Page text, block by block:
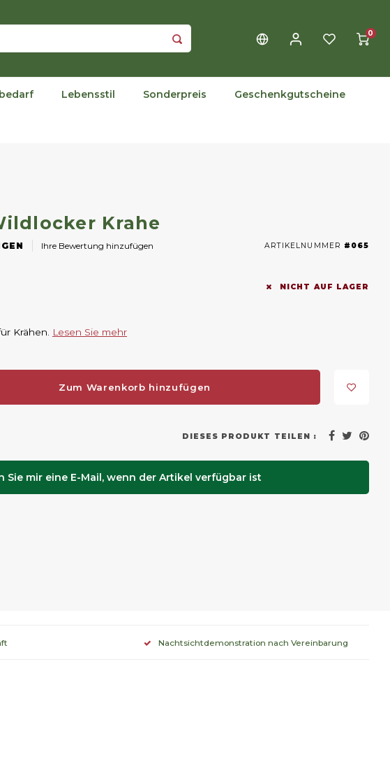
0
Lebensstil Sonderpreis Geschenkgutscheine
Krahe
Ihre Bewertung hinzufügen ARTIKELNUMMER #065
NICHT AUF LAGER
Krähen. Lesen Sie mehr
Zum Warenkorb hinzufügen
DIESES PRODUKT TEILEN :
Sie mir eine E-Mail, wenn der Artikel verfügbar ist
Nachtsichtdemonstration nach Vereinbarung